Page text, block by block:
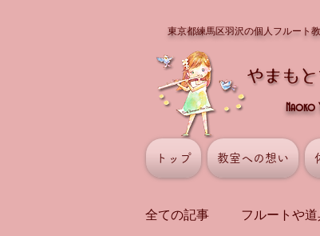
全ての記事 フルートや
東京都練馬区羽沢の個人フルート
Naoko
トップ 教室への想い